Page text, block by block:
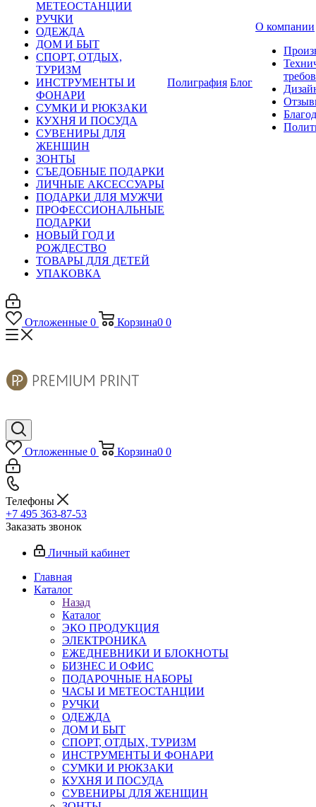
МЕТЕОСТАНЦИИ
РУЧКИ
ОДЕЖДА
ДОМ И БЫТ
СПОРТ, ОТДЫХ,
ТУРИЗМ
ИНСТРУМЕНТЫ И
ФОНАРИ
СУМКИ И РЮКЗАКИ
КУХНЯ И ПОСУДА
СУВЕНИРЫ ДЛЯ
ЖЕНЩИН
ЗОНТЫ
СЪЕДОБНЫЕ ПОДАРКИ
ЛИЧНЫЕ АКСЕССУАРЫ
ПОДАРКИ ДЛЯ МУЖЧИ
ПРОФЕССИОНАЛЬНЫЕ
ПОДАРКИ
НОВЫЙ ГОД И
РОЖДЕСТВО
ТОВАРЫ ДЛЯ ДЕТЕЙ
УПАКОВКА
Полиграфия Блог
О компании
Отложенные 0 Корзина0 0
Отложенные 0 Корзина0 0
Телефоны
+7 495 363-87-53
Заказать звонок
Личный кабинет
Главная
Каталог
Назад
Каталог
ЭКО ПРОДУКЦИЯ
ЭЛЕКТРОНИКА
ЕЖЕДНЕВНИКИ И БЛОКНОТЫ
БИЗНЕС И ОФИС
ПОДАРОЧНЫЕ НАБОРЫ
ЧАСЫ И МЕТЕОСТАНЦИИ
РУЧКИ
ОДЕЖДА
ДОМ И БЫТ
СПОРТ, ОТДЫХ, ТУРИЗМ
ИНСТРУМЕНТЫ И ФОНАРИ
СУМКИ И РЮКЗАКИ
КУХНЯ И ПОСУДА
СУВЕНИРЫ ДЛЯ ЖЕНЩИН